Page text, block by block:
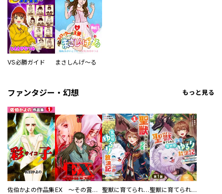
VS必勝ガイド まさしんげ～る
ファンタジー・幻想 もっと見る
佐伯かよの作品集 EX ～その賞金稼ぎは、世界の出口を探す～【単行本版】 聖獣に育てられた少年の異世界ゆるり放浪記～神様からもらったチート魔法で、仲間たちとスローライフを満喫中～ 聖獣に育てられた少年の異世界ゆるり放浪記～神様からもらったチート魔法で、仲間たちとスローライフを満喫中～【分冊版】